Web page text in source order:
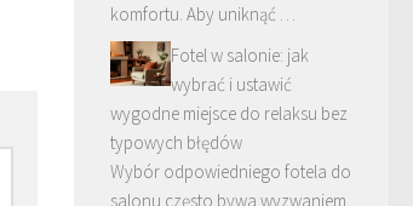
komfortu. Aby uniknąć …
Fotel w salonie: jak
wybrać i ustawić
wygodne miejsce do relaksu bez
typowych błędów
Wybór odpowiedniego fotela do
salonu często bywa wyzwaniem